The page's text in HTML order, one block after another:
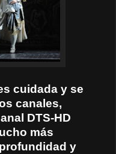
cuidada y se
canales,
DTS-HD
más
y